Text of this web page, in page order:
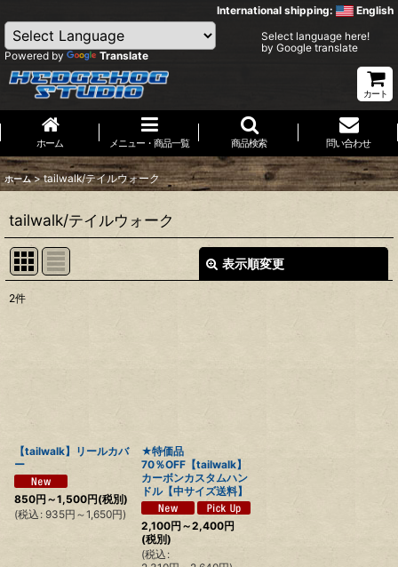
International shipping: English
Powered by Translate
Select language here!
by Google translate
カート
ホーム メニュー・商品一覧 商品検索 問い合わせ
ホーム > tailwalk/テイルウォーク
tailwalk/テイルウォーク
表示順変更
2件
【tailwalk】リールカバ
ー
850円 ～1,500円(税別)
(税込 : 935円 ～1,650円)
★特価品
70％OFF【tailwalk】
カーボンカスタムハン
ドル【中サイズ送料】
2,100円 ～2,400円
(税別)
(税込 :